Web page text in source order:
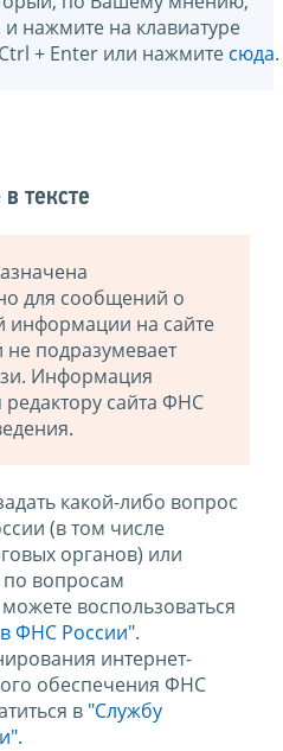
нажмите на клавиатуре
+ Enter или нажмите сюда.
тексте
для сообщений о
информации на сайте
подразумевает
Информация
редактору сайта ФНС
какой-либо вопрос
(в том числе
органов) или
по вопросам
воспользоваться
ФНС России".
интернет-
обеспечения ФНС
в "Службу